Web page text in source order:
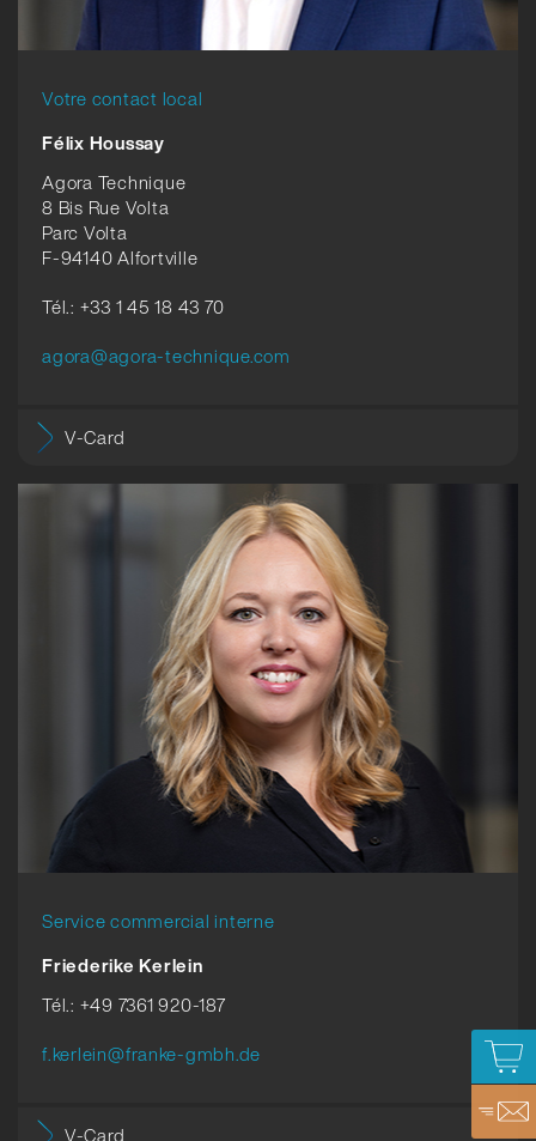
Votre contact local
Félix Houssay
Agora Technique
8 Bis Rue Volta
Parc Volta
F-94140 Alfortville
Tél.: +33 1 45 18 43 70
agora@agora-technique.com
V-Card
Service commercial interne
Friederike Kerlein
Tél.: +49 7361 920-187
f.kerlein@franke-gmbh.de
V-Card